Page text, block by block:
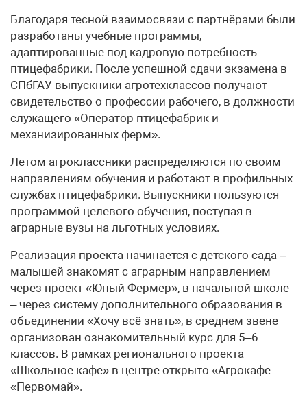
Благодаря тесной взаимосвязи с партнёрами были
разработаны учебные программы,
адаптированные под кадровую потребность
птицефабрики. После успешной сдачи экзамена в
СПбГАУ выпускники агротехклассов получают
свидетельство о профессии рабочего, в должности
служащего «Оператор птицефабрик и
механизированных ферм».
Летом агроклассники распределяются по своим
направлениям обучения и работают в профильных
службах птицефабрики. Выпускники пользуются
программой целевого обучения, поступая в
аграрные вузы на льготных условиях.
Реализация проекта начинается с детского сада –
малышей знакомят с аграрным направлением
через проект «Юный Фермер», в начальной школе
– через систему дополнительного образования в
объединении «Хочу всё знать», в среднем звене
организован ознакомительный курс для 5–6
классов. В рамках регионального проекта
«Школьное кафе» в центре открыто «Агрокафе
«Первомай».